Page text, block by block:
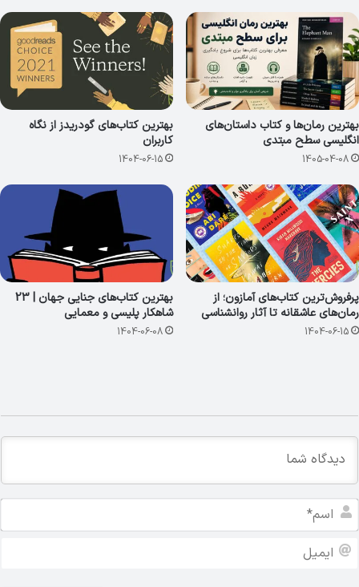
بهترین رمان‌ها و کتاب داستان‌های
انگلیسی سطح مبتدی
1405-04-08
بهترین کتاب‌های گودریدز از نگاه
کاربران
1404-06-15
پرفروش‌ترین کتاب‌های آمازون؛ از
رمان‌های عاشقانه تا آثار روانشناسی
1404-06-15
بهترین کتاب‌های جنایی جهان | 23
شاهکار پلیسی و معمایی
1404-06-08
ا